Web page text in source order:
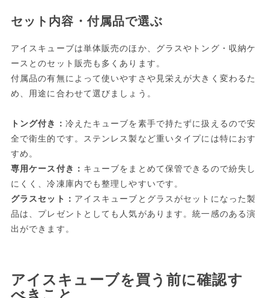
セット内容・付属品で選ぶ
アイスキューブは単体販売のほか、グラスやトング・収納ケ
ースとのセット販売も多くあります。
付属品の有無によって使いやすさや見栄えが大きく変わるた
め、用途に合わせて選びましょう。
トング付き： 冷えたキューブを素手で持たずに扱えるので安
全で衛生的です。ステンレス製など重いタイプには特におす
すめ。
専用ケース付き： キューブをまとめて保管できるので紛失し
にくく、冷凍庫内でも整理しやすいです。
グラスセット： アイスキューブとグラスがセットになった製
品は、プレゼントとしても人気があります。統一感のある演
出ができます。
アイスキューブを買う前に確認す